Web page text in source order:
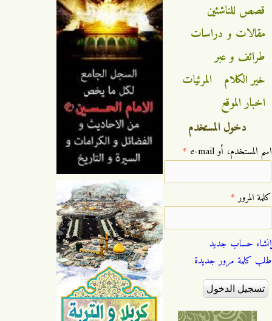
قصص للناشئين
مقالات و دراسات
طرائف و عبر
خير الكلام
المرئيات
اخبار الموقع
دخول المستخدم
‏اسم المستخدم، أو e-mail ‏ *
‏كلمة المرور ‏*
إنشاء حساب جديد
طلب كلمة مرور جديدة